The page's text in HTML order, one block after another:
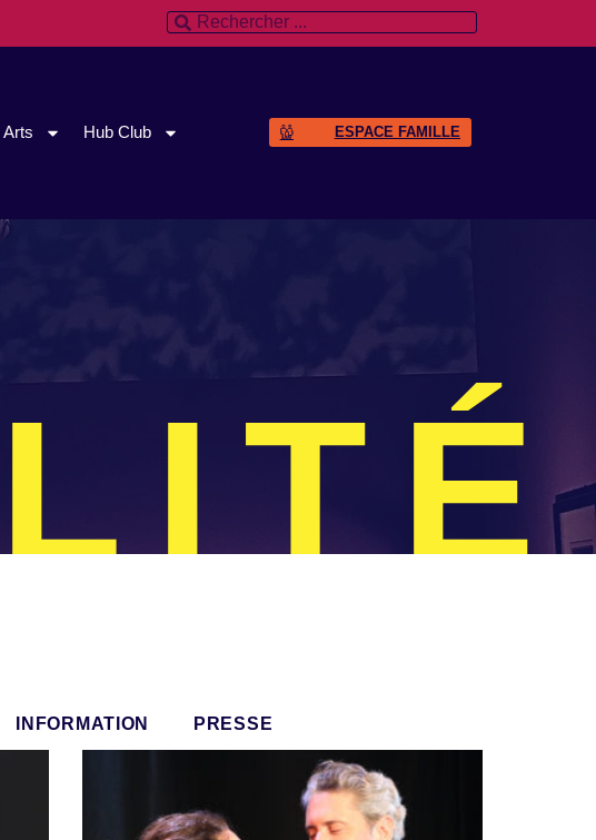
Arts Hub Club ESPACE FAMILLE
INFORMATION PRESSE